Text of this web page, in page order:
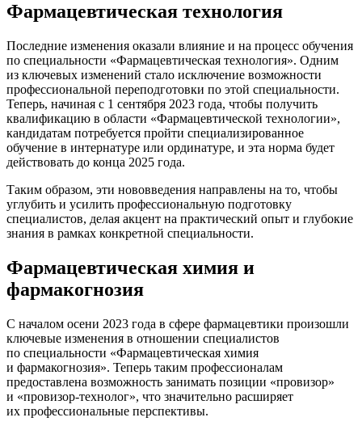
Фармацевтическая технология
Последние изменения оказали влияние и на процесс обучения
по специальности «Фармацевтическая технология». Одним
из ключевых изменений стало исключение возможности
профессиональной переподготовки по этой специальности.
Теперь, начиная с 1 сентября 2023 года, чтобы получить
квалификацию в области «Фармацевтической технологии»,
кандидатам потребуется пройти специализированное
обучение в интернатуре или ординатуре, и эта норма будет
действовать до конца 2025 года.
Таким образом, эти нововведения направлены на то, чтобы
углубить и усилить профессиональную подготовку
специалистов, делая акцент на практический опыт и глубокие
знания в рамках конкретной специальности.
Фармацевтическая химия и
фармакогнозия
С началом осени 2023 года в сфере фармацевтики произошли
ключевые изменения в отношении специалистов
по специальности «Фармацевтическая химия
и фармакогнозия». Теперь таким профессионалам
предоставлена возможность занимать позиции «провизор»
и «провизор-технолог», что значительно расширяет
их профессиональные перспективы.